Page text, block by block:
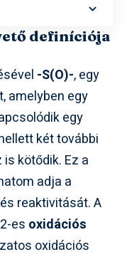
definíciója
-S(O)-, egy
amelyben egy
egy
két további
kötődik. Ez a
adja a
reaktivitását. A
es oxidációs
oxidációs